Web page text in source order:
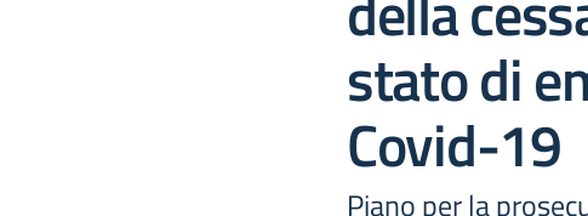
stato di
Covid-19
Piano per la